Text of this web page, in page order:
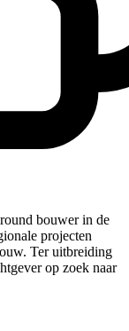
bouwer in de
projecten
Ter uitbreiding
op zoek naar